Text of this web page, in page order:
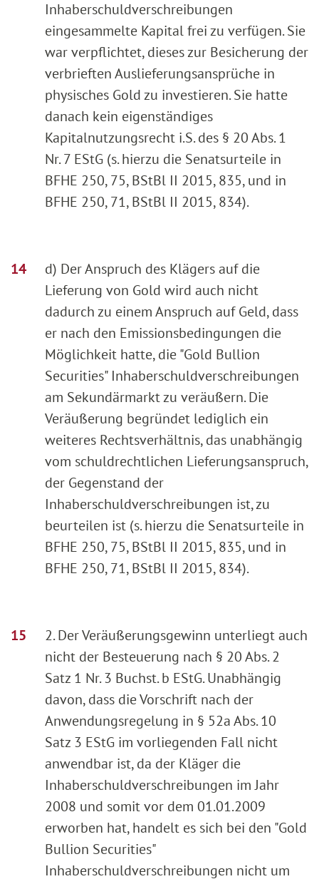
Inhaberschuldverschreibungen
eingesammelte Kapital frei zu verfügen. Sie
war verpflichtet, dieses zur Besicherung der
verbrieften Auslieferungsansprüche in
physisches Gold zu investieren. Sie hatte
danach kein eigenständiges
Kapitalnutzungsrecht i.S. des § 20 Abs. 1
Nr. 7 EStG (s. hierzu die Senatsurteile in
BFHE 250, 75, BStBl II 2015, 835, und in
BFHE 250, 71, BStBl II 2015, 834).
d) Der Anspruch des Klägers auf die
Lieferung von Gold wird auch nicht
dadurch zu einem Anspruch auf Geld, dass
er nach den Emissionsbedingungen die
Möglichkeit hatte, die "Gold Bullion
Securities" Inhaberschuldverschreibungen
am Sekundärmarkt zu veräußern. Die
Veräußerung begründet lediglich ein
weiteres Rechtsverhältnis, das unabhängig
vom schuldrechtlichen Lieferungsanspruch,
der Gegenstand der
Inhaberschuldverschreibungen ist, zu
beurteilen ist (s. hierzu die Senatsurteile in
BFHE 250, 75, BStBl II 2015, 835, und in
BFHE 250, 71, BStBl II 2015, 834).
2. Der Veräußerungsgewinn unterliegt auch
nicht der Besteuerung nach § 20 Abs. 2
Satz 1 Nr. 3 Buchst. b EStG. Unabhängig
davon, dass die Vorschrift nach der
Anwendungsregelung in § 52a Abs. 10
Satz 3 EStG im vorliegenden Fall nicht
anwendbar ist, da der Kläger die
Inhaberschuldverschreibungen im Jahr
2008 und somit vor dem 01.01.2009
erworben hat, handelt es sich bei den "Gold
Bullion Securities"
Inhaberschuldverschreibungen nicht um